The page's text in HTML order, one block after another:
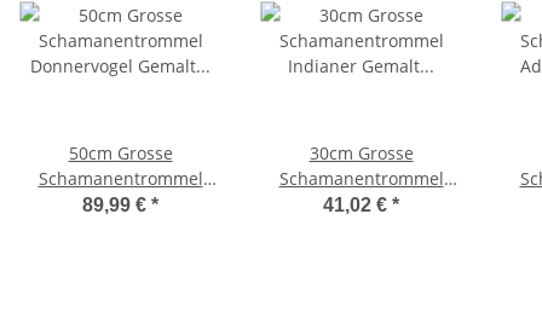
50cm Grosse
Schamanentrommel
Donnervogel Gemalt
89,99 € *
30cm Grosse
Schamanentrommel
Indianer Gemalt
41,02 € *